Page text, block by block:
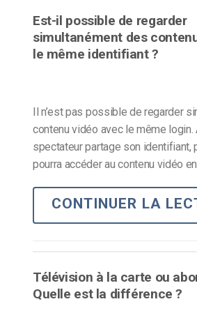
Est-il possible de regarder
simultanément des
le même identifiant ?
Il n’est pas possible de regarder
contenu vidéo avec le même login.
spectateur partage son identifiant,
pourra accéder au contenu vidéo
CONTINUER LA
Télévision à la carte ou
Quelle est la différence ?